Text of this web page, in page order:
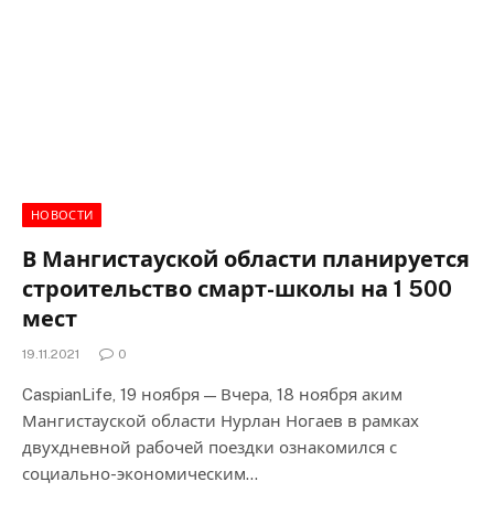
НОВОСТИ
В Мангистауской области планируется
строительство смарт-школы на 1 500
мест
19.11.2021 0
CaspianLife, 19 ноября — Вчера, 18 ноября аким
Мангистауской области Нурлан Ногаев в рамках
двухдневной рабочей поездки ознакомился с
социально-экономическим…